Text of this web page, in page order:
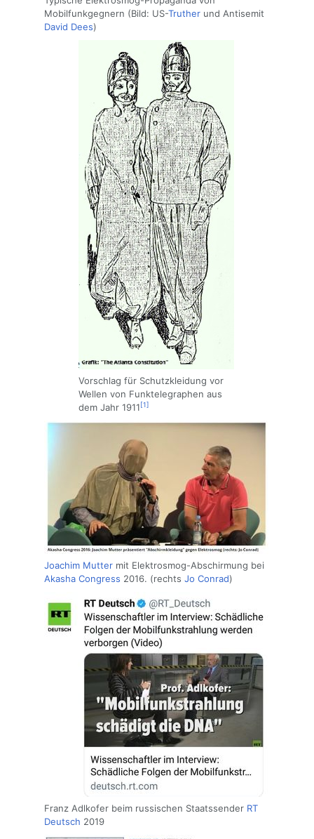
Mobilfunkgegnern (Bild: US-Truther und Antisemit
David Dees)
Vorschlag für Schutzkleidung vor
Wellen von Funktelegraphen aus
dem Jahr 1911[1]
Joachim Mutter mit Elektrosmog-Abschirmung bei
Akasha Congress 2016. (rechts Jo Conrad)
Franz Adlkofer beim russischen Staatssender RT
Deutsch 2019